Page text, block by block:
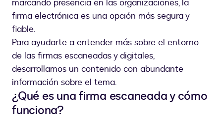
marcando presencia en las organizaciones, la
firma electrónica es una opción más segura y
fiable.
Para ayudarte a entender más sobre el entorno
de las firmas escaneadas y digitales,
desarrollamos un contenido con abundante
información sobre el tema.
¿Qué es una firma escaneada y cómo
funciona?